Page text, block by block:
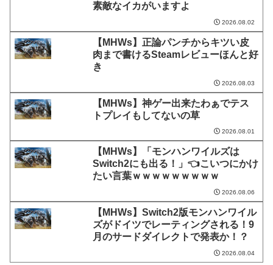
素敵なイカがいますよ
2026.08.02
【MHWs】正論パンチからキツい皮
肉まで書けるSteamレビューほんと好
き
2026.08.03
【MHWs】神ゲー出来たわぁでテス
トプレイもしてないの草
2026.08.01
【MHWs】「モンハンワイルズは
Switch2にも出る！」👈こいつにかけ
たい言葉ｗｗｗｗｗｗｗｗｗ
2026.08.06
【MHWs】Switch2版モンハンワイル
ズがドイツでレーティングされる！9
月のサードダイレクトで発表か！？
2026.08.04